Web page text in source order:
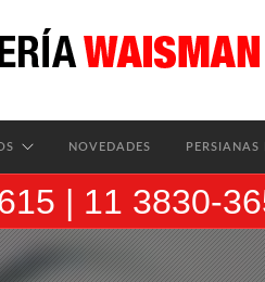
NOVEDADES PERSIANAS
| 11 3830-